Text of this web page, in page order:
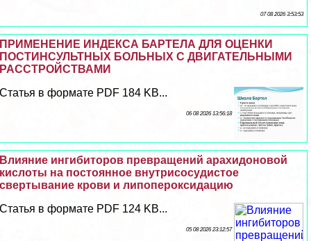
07 08 2026 3:53:53
ПРИМЕНЕНИЕ ИНДЕКСА БАРТЕЛА ДЛЯ ОЦЕНКИ
ПОСТИНСУЛЬТНЫХ БОЛЬНЫХ С ДВИГАТЕЛЬНЫМИ
РАССТРОЙСТВАМИ
Статья в формате PDF 184 KB...
06 08 2026 13:56:18
Влияние ингибиторов превращений арахидоновой
кислоты на постоянное внутрисосудистое
свертывание крови и липопероксидацию
Статья в формате PDF 124 KB...
05 08 2026 23:12:57